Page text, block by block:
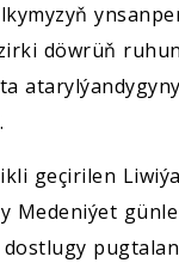
döwrüň
geçirilen
Medeniýet